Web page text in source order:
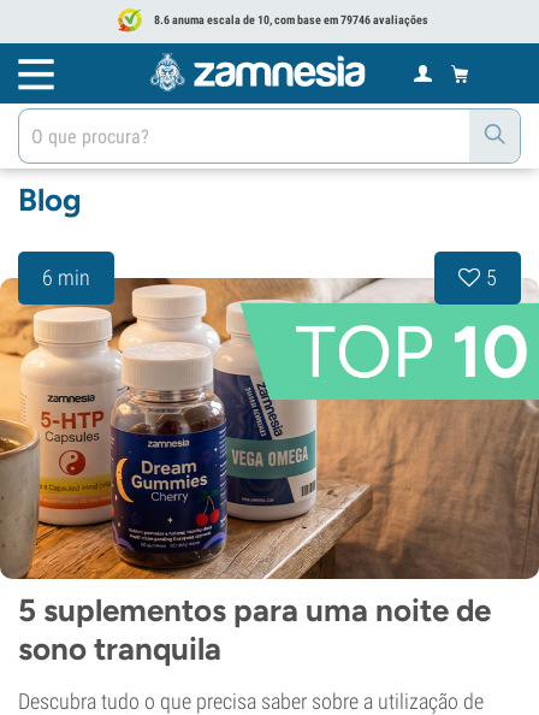
8.6 anuma escala de 10, com base em 79746 avaliações
Blog
6 min 5
5 suplementos para uma noite de
sono tranquila
Descubra tudo o que precisa saber sobre a utilização de